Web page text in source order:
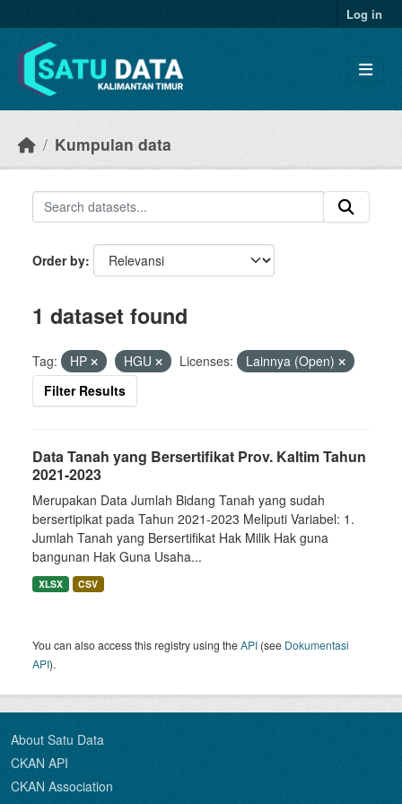
Log in
Kumpulan data
Order by
1 dataset found
Tag: HP HGU Licenses:
Lainnya (Open)
Filter Results
Data Tanah yang Bersertifikat Prov. Kaltim Tahun
2021-2023
Merupakan Data Jumlah Bidang Tanah yang sudah
bersertipikat pada Tahun 2021-2023 Meliputi Variabel: 1.
Jumlah Tanah yang Bersertifikat Hak Milik Hak guna
bangunan Hak Guna Usaha...
XLSX CSV
You can also access this registry using theAPI (see Dokumentasi
API).
About Satu Data
CKAN API
CKAN Association